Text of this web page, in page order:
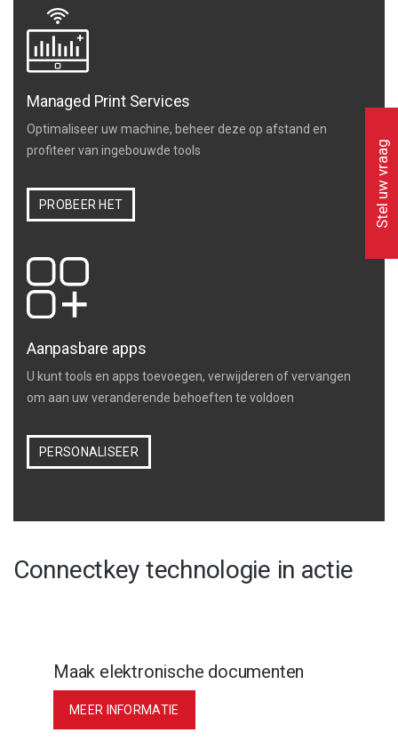
Managed Print Services
Optimaliseer uw machine, beheer deze op afstand en
profiteer van ingebouwde tools
PROBEER HET
Aanpasbare apps
U kunt tools en apps toevoegen, verwijderen of vervangen
om aan uw veranderende behoeften te voldoen
PERSONALISEER
Connectkey technologie in actie
Maak elektronische documenten
MEER INFORMATIE
Stel uw vraag